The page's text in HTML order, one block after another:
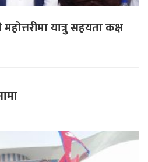
यात्रु सहयता कक्ष